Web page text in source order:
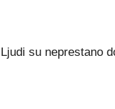
Ljudi su neprestano